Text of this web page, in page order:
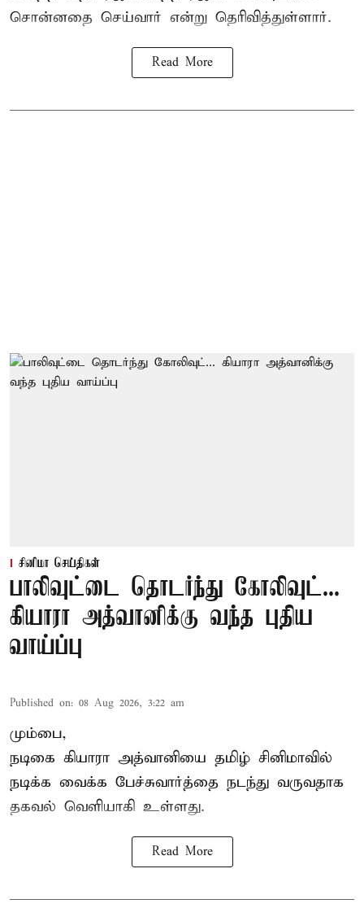
சொன்னதை செய்வார் என்று தெரிவித்துள்ளார்.
Read More
சினிமா செய்திகள்
பாலிவுட்டை தொடர்ந்து கோலிவுட்...
கியாரா அத்வானிக்கு வந்த புதிய
வாய்ப்பு
Published on: 08 Aug 2026, 3:22 am
மும்பை,
நடிகை கியாரா அத்வானியை தமிழ் சினிமாவில்
நடிக்க வைக்க பேச்சுவார்த்தை நடந்து வருவதாக
தகவல் வெளியாகி உள்ளது.
Read More